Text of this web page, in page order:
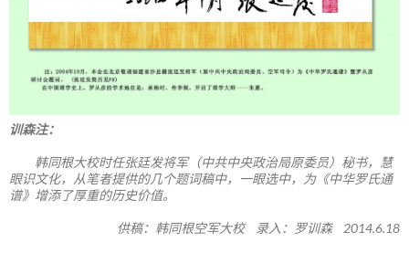
训森注：
韩同根大校时任张廷发将军（中共中央政治局原委员）秘书，慧
眼识文化，从笔者提供的几个题词稿中，一眼选中，为《中华罗氏通
谱》增添了厚重的历史价值。
供稿：韩同根空军大校 录入：罗训森 2014.6.18